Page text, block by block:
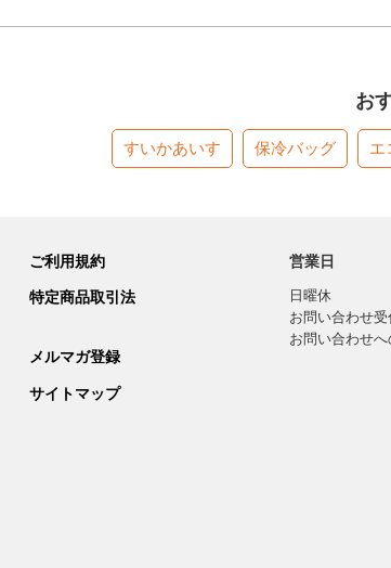
お
すいかあいす 保冷バッグ エ
ご利用規約
特定商品取引法
メルマガ登録
サイトマップ
営業日
日曜休
お問い合わせ
お問い合わせへ